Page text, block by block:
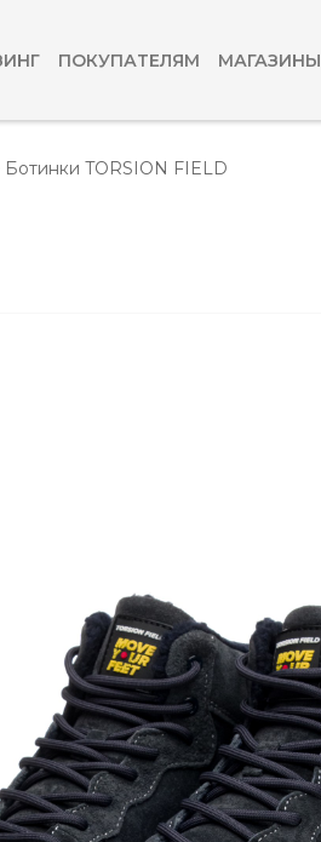
ПОКУПАТЕЛЯМ МАГАЗИНЫ
Ботинки TORSION FIELD